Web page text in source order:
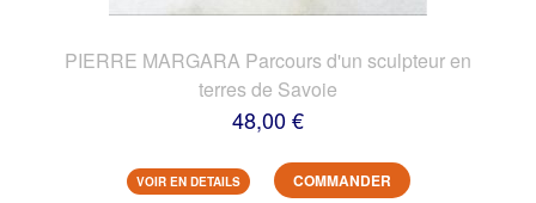
PIERRE MARGARA Parcours d'un sculpteur en
terres de Savoie
48,00 €
VOIR EN DETAILS COMMANDER